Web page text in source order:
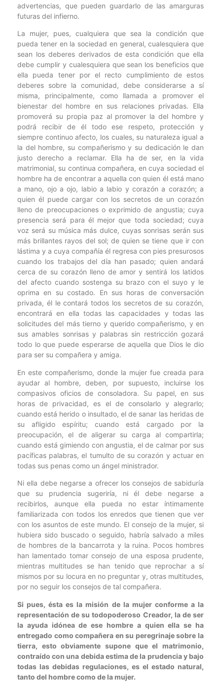
advertencias, que pueden guardarlo de las amarguras
futuras del infierno.
La mujer, pues, cualquiera que sea la condición que
pueda tener en la sociedad en general, cualesquiera que
sean los deberes derivados de esta condición que ella
debe cumplir y cualesquiera que sean los beneficios que
ella pueda tener por el recto cumplimiento de estos
deberes sobre la comunidad, debe considerarse a sí
misma, principalmente, como llamada a promover el
bienestar del hombre en sus relaciones privadas. Ella
promoverá su propia paz al promover la del hombre y
podrá recibir de él todo ese respeto, protección y
siempre continuo afecto, los cuales, su naturaleza igual a
la del hombre, su compañerismo y su dedicación le dan
justo derecho a reclamar. Ella ha de ser, en la vida
matrimonial, su continua compañera, en cuya sociedad el
hombre ha de encontrar a aquella con quien él está mano
a mano, ojo a ojo, labio a labio y corazón a corazón; a
quien él puede cargar con los secretos de un corazón
lleno de preocupaciones o exprimido de angustia; cuya
presencia será para él mejor que toda sociedad; cuya
voz será su música más dulce, cuyas sonrisas serán sus
más brillantes rayos del sol; de quien se tiene que ir con
lástima y a cuya compañía él regresa con pies presurosos
cuando los trabajos del día han pasado; quien andará
cerca de su corazón lleno de amor y sentirá los latidos
del afecto cuando sostenga su brazo con el suyo y le
oprima en su costado. En sus horas de conversación
privada, él le contará todos los secretos de su corazón,
encontrará en ella todas las capacidades y todas las
solicitudes del más tierno y querido compañerismo, y en
sus amables sonrisas y palabras sin restricción gozará
todo lo que puede esperarse de aquella que Dios le dio
para ser su compañera y amiga.
En este compañerismo, donde la mujer fue creada para
ayudar al hombre, deben, por supuesto, incluirse los
compasivos oficios de consoladora. Su papel, en sus
horas de privacidad, es el de consolarlo y alegrarlo;
cuando está herido o insultado, el de sanar las heridas de
su afligido espíritu; cuando está cargado por la
preocupación, el de aligerar su carga al compartirla;
cuando está gimiendo con angustia, el de calmar por sus
pacíficas palabras, el tumulto de su corazón y actuar en
todas sus penas como un ángel ministrador.
Ni ella debe negarse a ofrecer los consejos de sabiduría
que su prudencia sugeriría, ni él debe negarse a
recibirlos, aunque ella pueda no estar íntimamente
familiarizada con todos los enredos que tienen que ver
con los asuntos de este mundo. El consejo de la mujer, si
hubiera sido buscado o seguido, habría salvado a miles
de hombres de la bancarrota y la ruina. Pocos hombres
han lamentado tomar consejo de una esposa prudente,
mientras multitudes se han tenido que reprochar a sí
mismos por su locura en no preguntar y, otras multitudes,
por no seguir los consejos de tal compañera.
Si pues, ésta es la misión de la mujer conforme a la
representación de su todopoderoso Creador, la de ser
la ayuda idónea de ese hombre a quien ella se ha
entregado como compañera en su peregrinaje sobre la
tierra, esto obviamente supone que el matrimonio,
contraído con una debida estima de la prudencia y bajo
todas las debidas regulaciones, es el estado natural,
tanto del hombre como de la mujer.